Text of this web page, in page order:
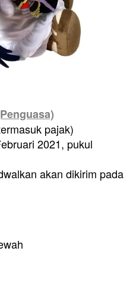
pajak)
2021, pukul
akan dikirim pada